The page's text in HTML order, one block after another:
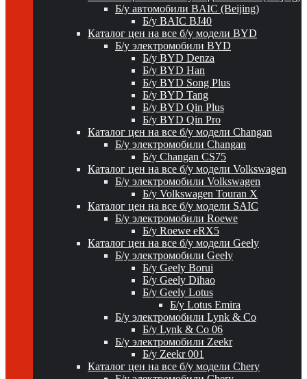
Б/у автомобили BAIC (Beijing)
Б/у BAIC BJ40
Каталог цен на все б/у модели BYD
Б/у электромобили BYD
Б/у BYD Denza
Б/у BYD Han
Б/у BYD Song Plus
Б/у BYD Tang
Б/у BYD Qin Plus
Б/у BYD Qin Pro
Каталог цен на все б/у модели Changan
Б/у электромобили Changan
Б/у Changan CS75
Каталог цен на все б/у модели Volkswagen
Б/у электромобили Volkswagen
Б/у Volkswagen Touran X
Каталог цен на все б/у модели SAIC
Б/у электромобили Roewe
Б/у Roewe eRX5
Каталог цен на все б/у модели Geely
Б/у электромобили Geely
Б/у Geely Borui
Б/у Geely Dihao
Б/у Geely Lotus
Б/у Lotus Emira
Б/у электромобили Lynk & Co
Б/у Lynk & Co 06
Б/у электромобили Zeekr
Б/у Zeekr 001
Каталог цен на все б/у модели Chery